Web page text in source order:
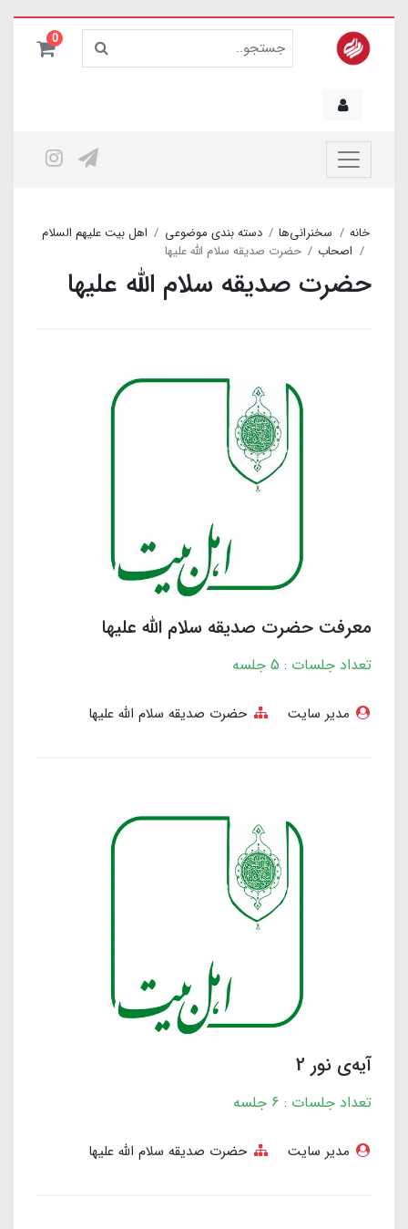
0
خانه سخنرانی‌ها دسته بندی موضوعی
اهل بیت علیهم السلام
اصحاب
حضرت صدیقه سلام الله علیها
حضرت صدیقه سلام الله علیها
معرفت حضرت صدیقه سلام الله علیها
تعداد جلسات : 5 جلسه
مدیر سایت حضرت صدیقه سلام الله علیها
آیه‌ی نور 2
تعداد جلسات : 6 جلسه
مدیر سایت حضرت صدیقه سلام الله علیها